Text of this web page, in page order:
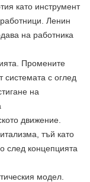
като инструмент
Ленин
на работника
Промените
системата с оглед
на
движение.
тъй като
след концепцията
модел.